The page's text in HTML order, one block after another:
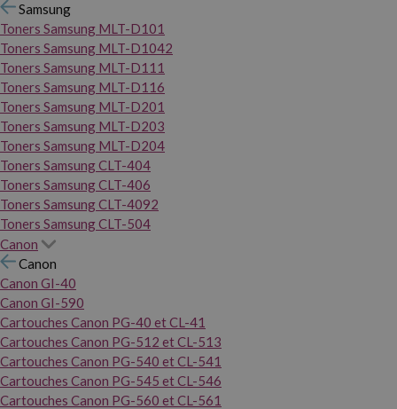
Samsung
Toners Samsung MLT-D101
Toners Samsung MLT-D1042
Toners Samsung MLT-D111
Toners Samsung MLT-D116
Toners Samsung MLT-D201
Toners Samsung MLT-D203
Toners Samsung MLT-D204
Toners Samsung CLT-404
Toners Samsung CLT-406
Toners Samsung CLT-4092
Toners Samsung CLT-504
Canon
Canon
Canon GI-40
Canon GI-590
Cartouches Canon PG-40 et CL-41
Cartouches Canon PG-512 et CL-513
Cartouches Canon PG-540 et CL-541
Cartouches Canon PG-545 et CL-546
Cartouches Canon PG-560 et CL-561